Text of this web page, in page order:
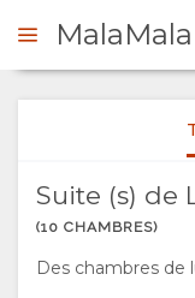
PRÉSENTATION
A
Suite (s) de
(10 CHAMBRES)
Des chambres de